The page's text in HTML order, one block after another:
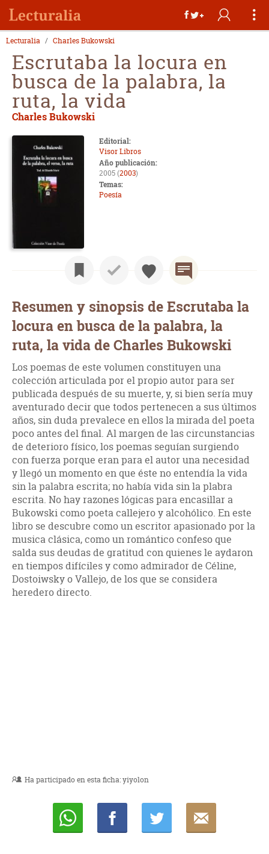
Lecturalia Charles Bukowski
Escrutaba la locura en
busca de la palabra, la
ruta, la vida
Charles Bukowski
Editorial:
Visor Libros
Año publicación:
2005 (2003)
Temas:
Poesía
Resumen y sinopsis de Escrutaba la
locura en busca de la palabra, la
ruta, la vida de Charles Bukowski
Los poemas de este volumen constituyen una
colección articulada por el propio autor para ser
publicada después de su muerte, y, si bien sería muy
aventurado decir que todos pertenecen a sus últimos
años, sin duda prevalece en ellos la mirada del poeta
poco antes del final. Al margen de las circunstancias
de deterioro físico, los poemas seguían surgiendo
con fuerza porque eran para el autor una necesidad
y llegó un momento en que éste no entendía la vida
sin la palabra escrita; no había vida sin la plabra
escrita. No hay razones lógicas para encasillar a
Bukowski como poeta callejero y alcohólico. En este
libro se descubre como un escritor apasionado por la
musica clásica, como un romántico confeso que
salda sus deudas de gratitud con quienes le aydaron
en tiempos difíciles y como admirador de Céline,
Dostoiwsky o Vallejo, de los que se considera
heredero directo.
Ha participado en esta ficha:yiyolon